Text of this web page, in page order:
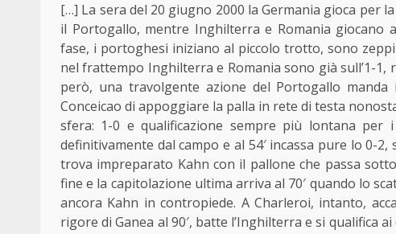
[…] La sera del 20 giugno 2000 la Germania gioca per
il Portogallo, mentre Inghilterra e Romania giocano
fase, i portoghesi iniziano al piccolo trotto, sono
nel frattempo Inghilterra e Romania sono già sull’1-1,
però, una travolgente azione del Portogallo
Conceicao di appoggiare la palla in rete di testa
sfera: 1-0 e qualificazione sempre più lontana per
definitivamente dal campo e al 54′ incassa pure lo 0-
trova impreparato Kahn con il pallone che passa
fine e la capitolazione ultima arriva al 70′ quando lo
ancora Kahn in contropiede. A Charleroi, intanto,
rigore di Ganea al 90′, batte l’Inghilterra e si qualifica